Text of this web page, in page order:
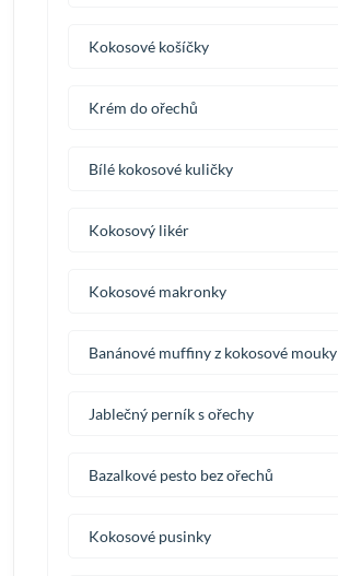
Kokosové košíčky
Krém do ořechů
Bílé kokosové kuličky
Kokosový likér
Kokosové makronky
Banánové muffiny z kokosové mouky
Jablečný perník s ořechy
Bazalkové pesto bez ořechů
Kokosové pusinky